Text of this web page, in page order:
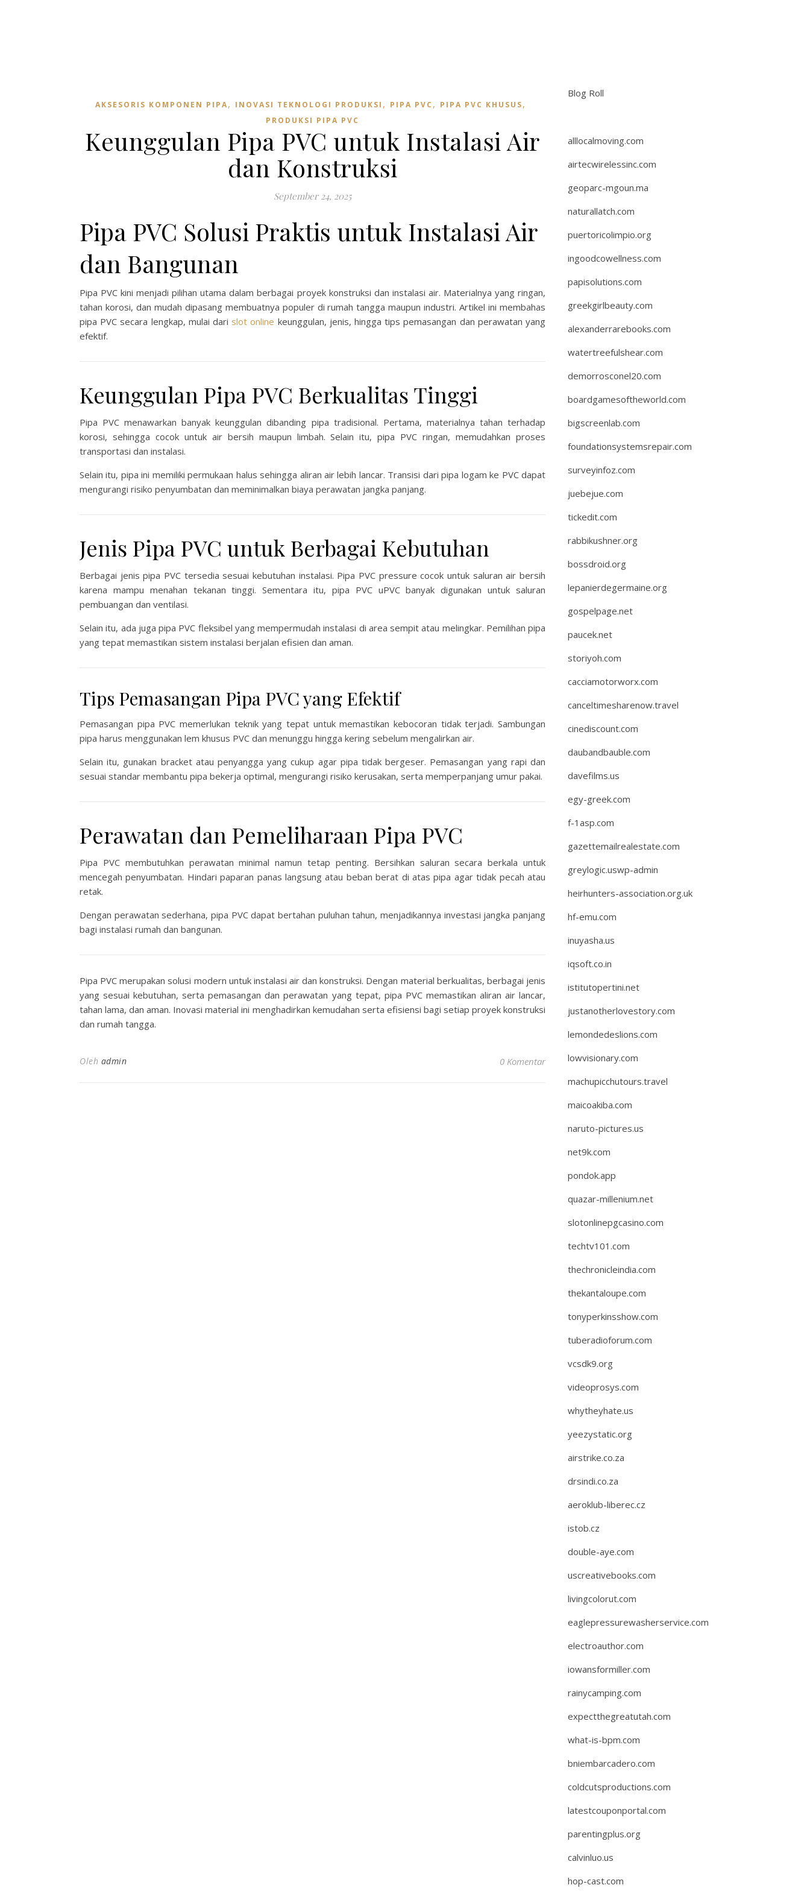
AKSESORIS KOMPONEN PIPA, INOVASI TEKNOLOGI PRODUKSI , PIPA PVC , PIPA PVC KHUSUS,
PRODUKSI PIPA PVC
Keunggulan Pipa PVC untuk Instalasi Air
dan Konstruksi
September 24, 2025
Pipa PVC Solusi Praktis untuk Instalasi Air
dan Bangunan
Pipa PVC kini menjadi pilihan utama dalam berbagai proyek konstruksi dan instalasi air. Materialnya yang ringan,
tahan korosi, dan mudah dipasang membuatnya populer di rumah tangga maupun industri. Artikel ini membahas
pipa PVC secara lengkap, mulai dari slot online keunggulan, jenis, hingga tips pemasangan dan perawatan yang
efektif.
Keunggulan Pipa PVC Berkualitas Tinggi
Pipa PVC menawarkan banyak keunggulan dibanding pipa tradisional. Pertama, materialnya tahan terhadap
korosi, sehingga cocok untuk air bersih maupun limbah. Selain itu, pipa PVC ringan, memudahkan proses
transportasi dan instalasi.
Selain itu, pipa ini memiliki permukaan halus sehingga aliran air lebih lancar. Transisi dari pipa logam ke PVC dapat
mengurangi risiko penyumbatan dan meminimalkan biaya perawatan jangka panjang.
Jenis Pipa PVC untuk Berbagai Kebutuhan
Berbagai jenis pipa PVC tersedia sesuai kebutuhan instalasi. Pipa PVC pressure cocok untuk saluran air bersih
karena mampu menahan tekanan tinggi. Sementara itu, pipa PVC uPVC banyak digunakan untuk saluran
pembuangan dan ventilasi.
Selain itu, ada juga pipa PVC fleksibel yang mempermudah instalasi di area sempit atau melingkar. Pemilihan pipa
yang tepat memastikan sistem instalasi berjalan efisien dan aman.
Tips Pemasangan Pipa PVC yang Efektif
Pemasangan pipa PVC memerlukan teknik yang tepat untuk memastikan kebocoran tidak terjadi. Sambungan
pipa harus menggunakan lem khusus PVC dan menunggu hingga kering sebelum mengalirkan air.
Selain itu, gunakan bracket atau penyangga yang cukup agar pipa tidak bergeser. Pemasangan yang rapi dan
sesuai standar membantu pipa bekerja optimal, mengurangi risiko kerusakan, serta memperpanjang umur pakai.
Perawatan dan Pemeliharaan Pipa PVC
Pipa PVC membutuhkan perawatan minimal namun tetap penting. Bersihkan saluran secara berkala untuk
mencegah penyumbatan. Hindari paparan panas langsung atau beban berat di atas pipa agar tidak pecah atau
retak.
Dengan perawatan sederhana, pipa PVC dapat bertahan puluhan tahun, menjadikannya investasi jangka panjang
bagi instalasi rumah dan bangunan.
Pipa PVC merupakan solusi modern untuk instalasi air dan konstruksi. Dengan material berkualitas, berbagai jenis
yang sesuai kebutuhan, serta pemasangan dan perawatan yang tepat, pipa PVC memastikan aliran air lancar,
tahan lama, dan aman. Inovasi material ini menghadirkan kemudahan serta efisiensi bagi setiap proyek konstruksi
dan rumah tangga.
Oleh admin 0 Komentar
Blog Roll
alllocalmoving.com
airtecwirelessinc.com
geoparc-mgoun.ma
naturallatch.com
puertoricolimpio.org
ingoodcowellness.com
papisolutions.com
greekgirlbeauty.com
alexanderrarebooks.com
watertreefulshear.com
demorrosconel20.com
boardgamesoftheworld.com
bigscreenlab.com
foundationsystemsrepair.com
surveyinfoz.com
juebejue.com
tickedit.com
rabbikushner.org
bossdroid.org
lepanierdegermaine.org
gospelpage.net
paucek.net
storiyoh.com
cacciamotorworx.com
canceltimesharenow.travel
cinediscount.com
daubandbauble.com
davefilms.us
egy-greek.com
f-1asp.com
gazettemailrealestate.com
greylogic.uswp-admin
heirhunters-association.org.uk
hf-emu.com
inuyasha.us
iqsoft.co.in
istitutopertini.net
justanotherlovestory.com
lemondedeslions.com
lowvisionary.com
machupicchutours.travel
maicoakiba.com
naruto-pictures.us
net9k.com
pondok.app
quazar-millenium.net
slotonlinepgcasino.com
techtv101.com
thechronicleindia.com
thekantaloupe.com
tonyperkinsshow.com
tuberadioforum.com
vcsdk9.org
videoprosys.com
whytheyhate.us
yeezystatic.org
airstrike.co.za
drsindi.co.za
aeroklub-liberec.cz
istob.cz
double-aye.com
uscreativebooks.com
livingcolorut.com
eaglepressurewasherservice.com
electroauthor.com
iowansformiller.com
rainycamping.com
expectthegreatutah.com
what-is-bpm.com
bniembarcadero.com
coldcutsproductions.com
latestcouponportal.com
parentingplus.org
calvinluo.us
hop-cast.com